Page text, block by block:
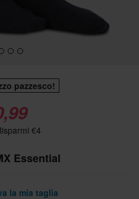
pazzesco!
€4
Essential
la mia taglia